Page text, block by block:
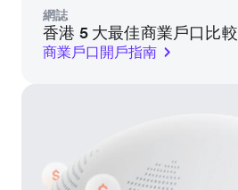
網誌
香港 5 大最佳商業戶口比較
商業戶口開戶指南